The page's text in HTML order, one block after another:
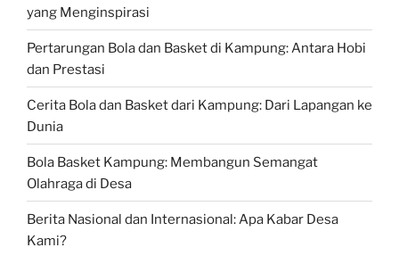
yang Menginspirasi
Pertarungan Bola dan Basket di Kampung: Antara Hobi
dan Prestasi
Cerita Bola dan Basket dari Kampung: Dari Lapangan ke
Dunia
Bola Basket Kampung: Membangun Semangat
Olahraga di Desa
Berita Nasional dan Internasional: Apa Kabar Desa
Kami?